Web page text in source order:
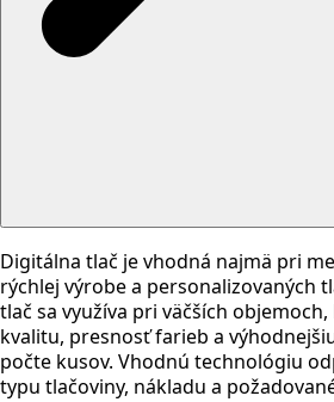
Digitálna tlač je vhodná najmä pri
rýchlej výrobe a personalizovaných
tlač sa využíva pri väčších
kvalitu, presnosť farieb a
počte kusov. Vhodnú technológiu
typu tlačoviny, nákladu a